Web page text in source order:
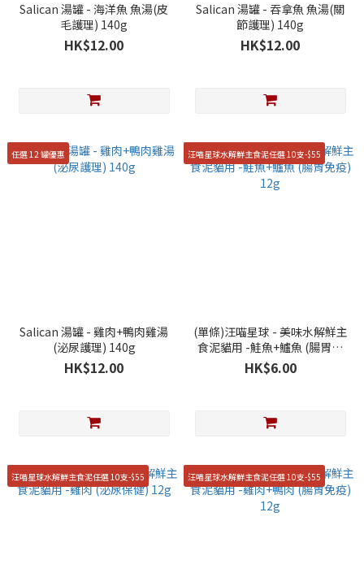
Salican 湯罐 - 海洋魚 魚湯(皮
毛護理) 140g
HK$12.00
Salican 湯罐 - 吞拿魚 魚湯(關
節護理) 140g
HK$12.00
任選 12 罐優惠
Salican 湯罐 - 雞肉+鴨肉雞湯
(泌尿護理) 140g
HK$12.00
汪喵星球水解鮮主食泥任選 10支-$55
(單條)汪喵星球 - 美味水解鮮主
食泥貓用 -鮭魚+鱸魚 (腸胃免
疫) 12g
HK$6.00
汪喵星球水解鮮主食泥任選 10支-$55 汪喵星球水解鮮主食泥任選 10支-$55